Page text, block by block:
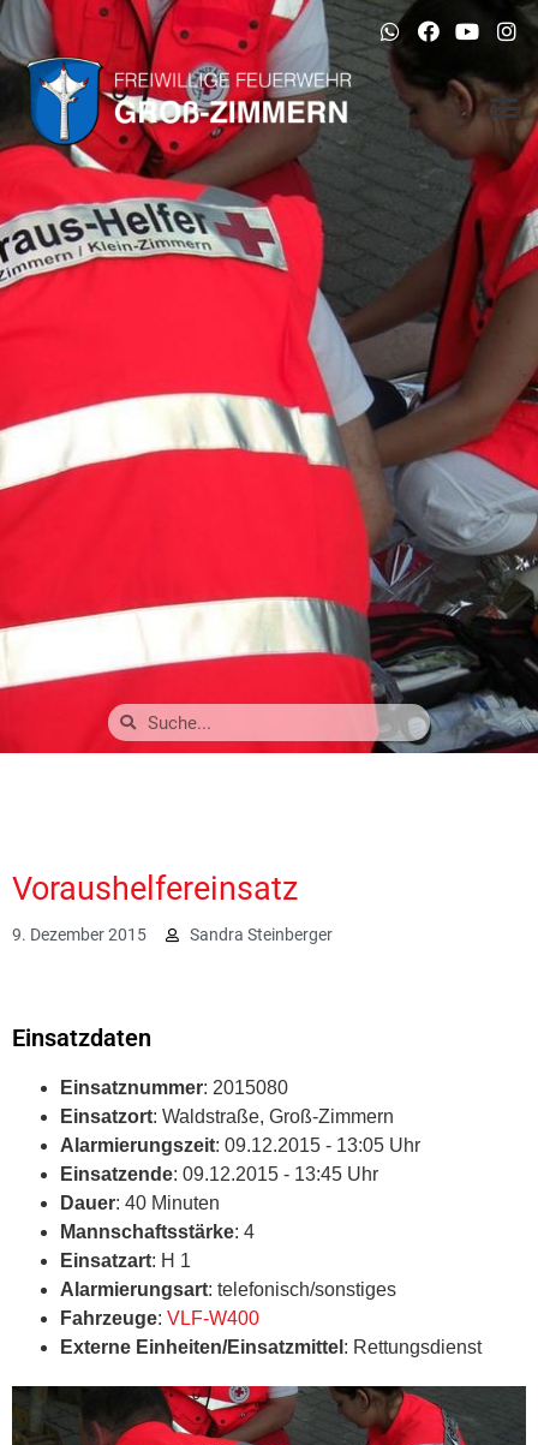
Voraushelfereinsatz
9. Dezember 2015 Sandra Steinberger
Einsatzdaten
Einsatznummer: 2015080
Einsatzort: Waldstraße, Groß-Zimmern
Alarmierungszeit: 09.12.2015 - 13:05 Uhr
Einsatzende: 09.12.2015 - 13:45 Uhr
Dauer: 40 Minuten
Mannschaftsstärke: 4
Einsatzart: H 1
Alarmierungsart: telefonisch/sonstiges
Fahrzeuge: VLF-W400
Externe Einheiten/Einsatzmittel : Rettungsdienst